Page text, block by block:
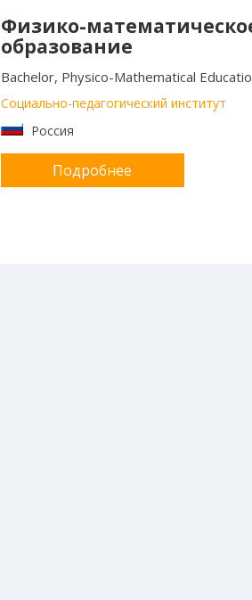
Физико-
образование
Bachelor, Physico-Mathematical
Социально-педагогический институт
Россия
Подробнее